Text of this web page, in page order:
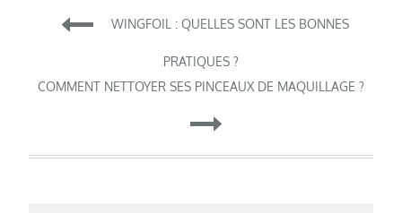
Navigation
de
WINGFOIL : QUELLES SONT LES BONNES
PRATIQUES ?
COMMENT NETTOYER SES PINCEAUX DE MAQUILLAGE ?